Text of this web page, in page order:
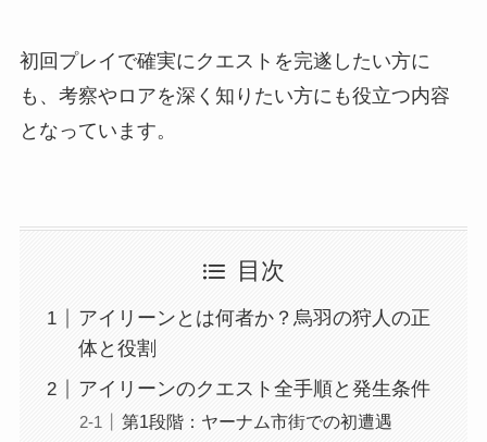
初回プレイで確実にクエストを完遂したい方に
も、考察やロアを深く知りたい方にも役立つ内容
となっています。
目次
アイリーンとは何者か？烏羽の狩人の正
体と役割
アイリーンのクエスト全手順と発生条件
第1段階：ヤーナム市街での初遭遇